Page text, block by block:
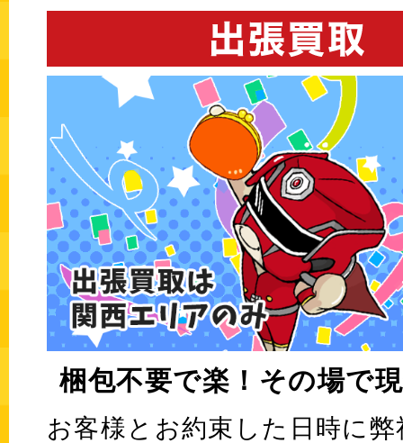
梱包不要で楽！その場で
お客様とお約束した日時に